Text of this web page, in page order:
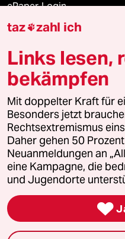
ePaper Login
Downloads für
© 2026 taz Verlags und
Alle Rechte vorbehalten. Bei
wenden Sie sich bitte an
Feedback
Leitlinie Informant
Seitenwende
taz zahl ich
Links lesen,
bekämpfen
Mit doppelter Kraft für
Besonders jetzt
Rechtsextremismus
Daher gehen 50
Neuanmeldungen an
eine Kampagne, die
und Jugendorte
